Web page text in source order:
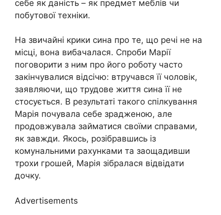
себе як даність – як предмет меблів чи
побутової техніки.
На звичайні крики сина про те, що речі не на
місці, вона вибачалася. Спроби Марії
поговорити з ним про його роботу часто
закінчувалися відсічю: втручався її чоловік,
заявляючи, що трудове життя сина її не
стосується. В результаті такого спілкування
Марія почувала себе зрадженою, але
продовжувала займатися своїми справами,
як завжди. Якось, розібравшись із
комунальними рахунками та заощадивши
трохи грошей, Марія зібралася відвідати
дочку.
Advertisements